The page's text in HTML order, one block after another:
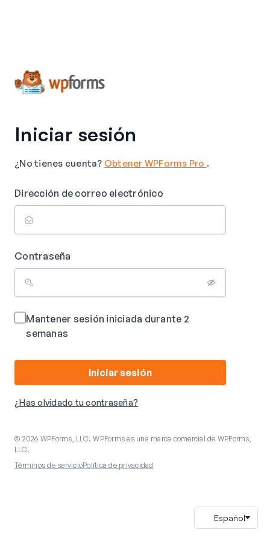
Iniciar sesión
¿No tienes cuenta? Obtener WPForms Pro .
Dirección de correo electrónico
Contraseña
Mantener sesión iniciada durante 2
semanas
Iniciar sesión
¿Has olvidado tu contraseña?
© 2026 WPForms, LLC. WPForms es una marca comercial de WPForms,
LLC.
Términos de servicioPolítica de privacidad